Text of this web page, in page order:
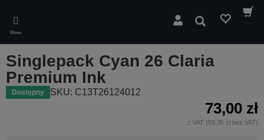
main
content
Menu
Wyszukaj
Singlepack Cyan 26 Claria
Premium Ink
Dostępny SKU: C13T26124012
73,00 zł
z VAT (59,35 zł bez VAT)